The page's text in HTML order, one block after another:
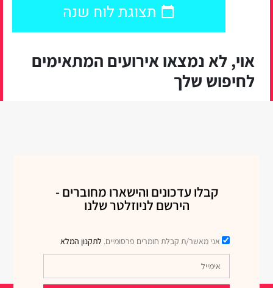
תצוגת לוח שנה
אוי, לא נמצאו אירועים המתאימים
לחיפוש שלך
קבלו עדכונים והישארו מחוברים -
הירשם לניוזלטר שלנו
אני מאשר/ת קבלת חומרים פרסומיים. לתקנון המלא